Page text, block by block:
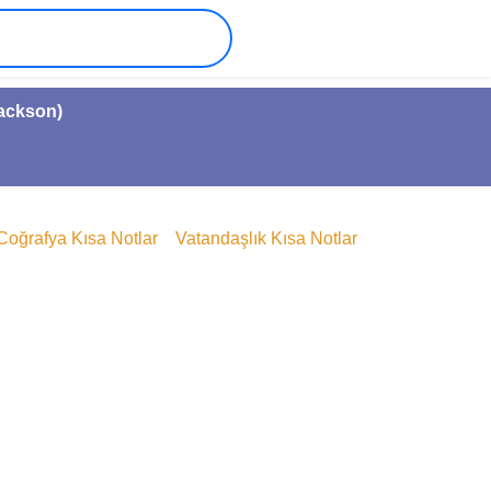
Kısa Notlar Vatandaşlık Kısa Notlar